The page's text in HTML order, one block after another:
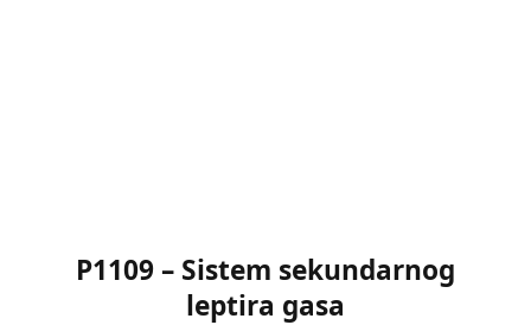
P1109 – Sistem sekundarnog
leptira gasa